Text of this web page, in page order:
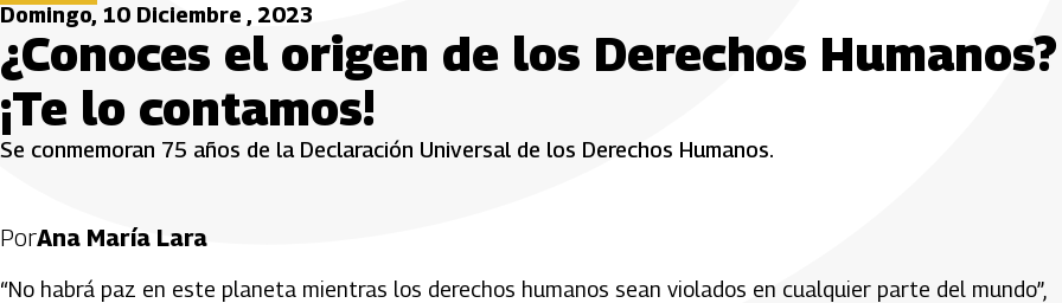
Domingo, 10 Diciembre , 2023
¿Conoces el origen de los Derechos Humanos?
¡Te lo contamos!
Se conmemoran 75 años de la Declaración Universal de los Derechos Humanos.
PorAna María Lara
“No habrá paz en este planeta mientras los derechos humanos sean violados en cualquier parte del mundo”,